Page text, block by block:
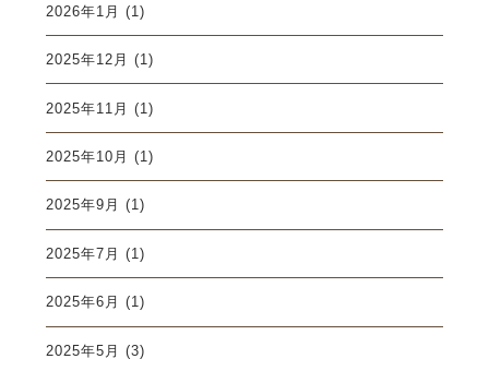
2026年1月 (1)
2025年12月 (1)
2025年11月 (1)
2025年10月 (1)
2025年9月 (1)
2025年7月 (1)
2025年6月 (1)
2025年5月 (3)